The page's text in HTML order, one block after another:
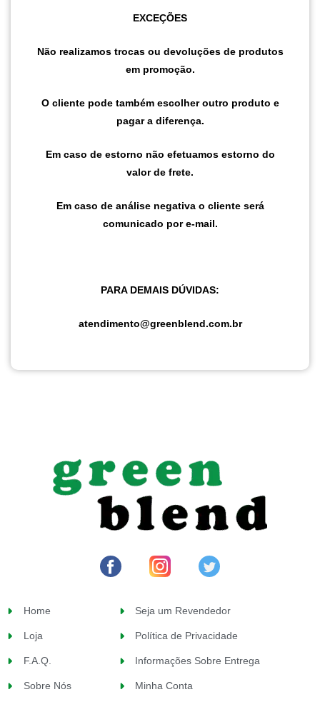
EXCEÇÕES
Não realizamos trocas ou devoluções de produtos
em promoção.
O cliente pode também escolher outro produto e
pagar a diferença.
Em caso de estorno não efetuamos estorno do
valor de frete.
Em caso de análise negativa o cliente será
comunicado por e-mail.
PARA DEMAIS DÚVIDAS:
atendimento@greenblend.com.br
Home
Loja
F.A.Q.
Sobre Nós
Seja um Revendedor
Política de Privacidade
Informações Sobre Entrega
Minha Conta